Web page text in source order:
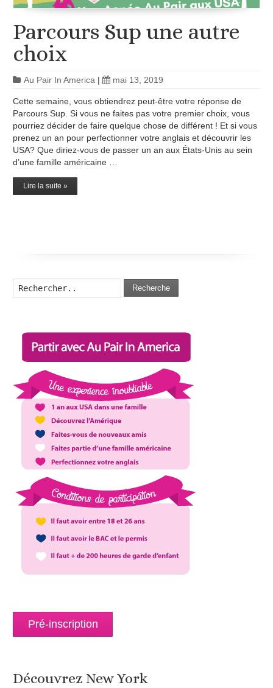
Parcours Sup une autre
choix
Au Pair In America | mai 13, 2019
Cette semaine, vous obtiendrez peut-être votre réponse de
Parcours Sup. Si vous ne faites pas votre premier choix, vous
pourriez décider de faire quelque chose de différent ! Et si vous
prenez un an pour perfectionner votre anglais et découvrir les
USA? Que diriez-vous de passer un an aux États-Unis au sein
d’une famille américaine …
Lire la suite »
Recherche
Pré-inscription
Découvrez New York